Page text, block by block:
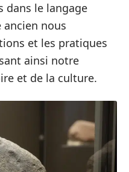
dans le langage
ancien nous
et les pratiques
ainsi notre
et de la culture.